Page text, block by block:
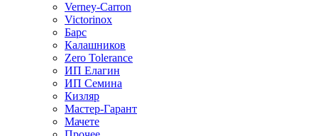
Verney-Carron
Victorinox
Барс
Калашников
Zero Tolerance
ИП Елагин
ИП Семина
Кизляр
Мастер-Гарант
Мачете